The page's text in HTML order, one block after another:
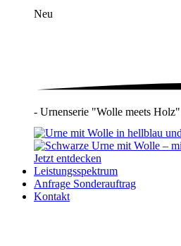
Neu
- Urnenserie "Wolle meets Holz"
Jetzt entdecken
Leistungsspektrum
Anfrage Sonderauftrag
Kontakt